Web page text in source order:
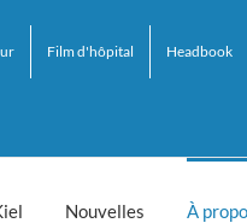
Film d'hôpital Headbook
Nouvelles À